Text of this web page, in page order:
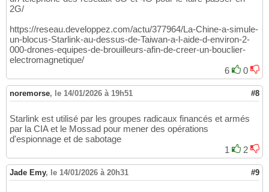
2G/
https://reseau.developpez.com/actu/377964/La-Chine-a-simule-
un-blocus-Starlink-au-dessus-de-Taiwan-a-l-aide-d-environ-2-
000-drones-equipes-de-brouilleurs-afin-de-creer-un-bouclier-
electromagnetique/
6
0
noremorse, le 14/01/2026 à 19h51 #8
Starlink est utilisé par les groupes radicaux financés et armés
par la CIA et le Mossad pour mener des opérations
d'espionnage et de sabotage
1
2
Jade Emy, le 14/01/2026 à 20h31 #9